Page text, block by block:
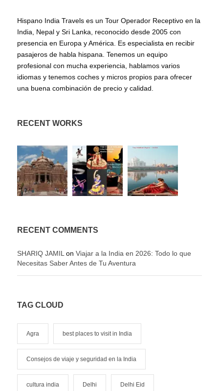
Hispano India Travels es un Tour Operador Receptivo en la
India, Nepal y Sri Lanka, reconocido desde 2005 con
presencia en Europa y América. Es especialista en recibir
pasajeros de habla hispana. Tenemos un equipo
profesional con mucha experiencia, hablamos varios
idiomas y tenemos coches y micros propios para ofrecer
una buena combinación de precio y calidad.
RECENT WORKS
RECENT COMMENTS
SHARIQ JAMIL on Viajar a la India en 2026: Todo lo que
Necesitas Saber Antes de Tu Aventura
TAG CLOUD
Agra best places to visit in India
Consejos de viaje y seguridad en la India
cultura india Delhi Delhi Eid